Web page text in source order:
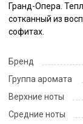
Гранд-Опера.
сотканный из
софитах.
Бренд
Группа аромата
Верхние ноты
Средние ноты